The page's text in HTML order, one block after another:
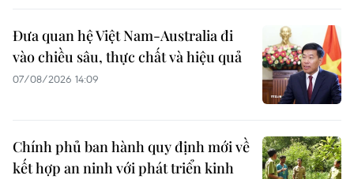
Đưa quan hệ Việt Nam-Australia đi
vào chiều sâu, thực chất và hiệu quả
07/08/2026 14:09
Chính phủ ban hành quy định mới về
kết hợp an ninh với phát triển kinh